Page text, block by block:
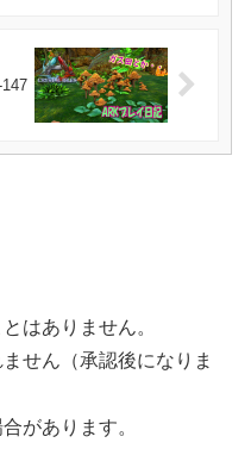
はありません。
せん（承認後になりま
があります。